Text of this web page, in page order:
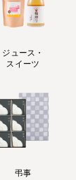
ジュース・
スイーツ
弔事